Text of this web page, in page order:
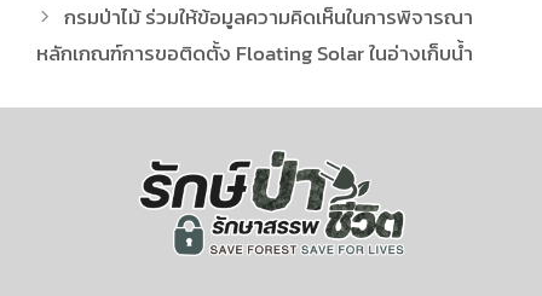
กรมป่าไม้ ร่วมให้ข้อมูลความคิดเห็นในการพิจารณา
หลักเกณฑ์การขอติดตั้ง Floating Solar ในอ่างเก็บน้ำ